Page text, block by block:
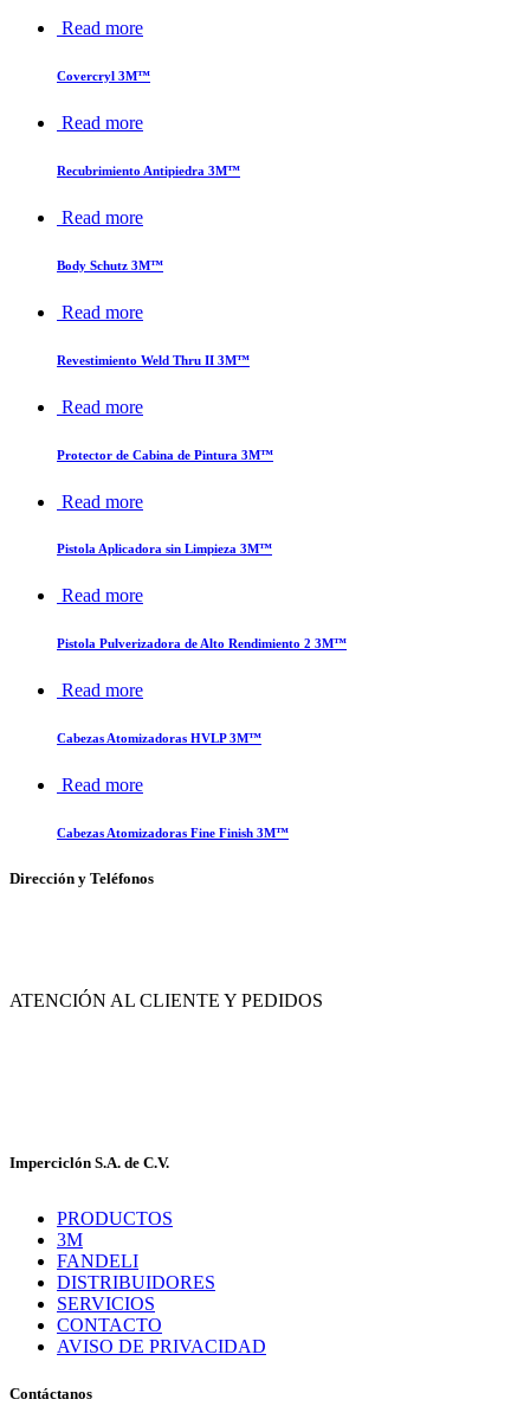
Read more
Covercryl 3M™
Read more
Recubrimiento Antipiedra 3M™
Read more
Body Schutz 3M™
Read more
Revestimiento Weld Thru II 3M™
Read more
Protector de Cabina de Pintura 3M™
Read more
Pistola Aplicadora sin Limpieza 3M™
Read more
Pistola Pulverizadora de Alto Rendimiento 2 3M™
Read more
Cabezas Atomizadoras HVLP 3M™
Read more
Cabezas Atomizadoras Fine Finish 3M™
Dirección y Teléfonos
ATENCIÓN AL CLIENTE Y PEDIDOS
Imperciclón S.A. de C.V.
PRODUCTOS
3M
FANDELI
DISTRIBUIDORES
SERVICIOS
CONTACTO
AVISO DE PRIVACIDAD
Contáctanos